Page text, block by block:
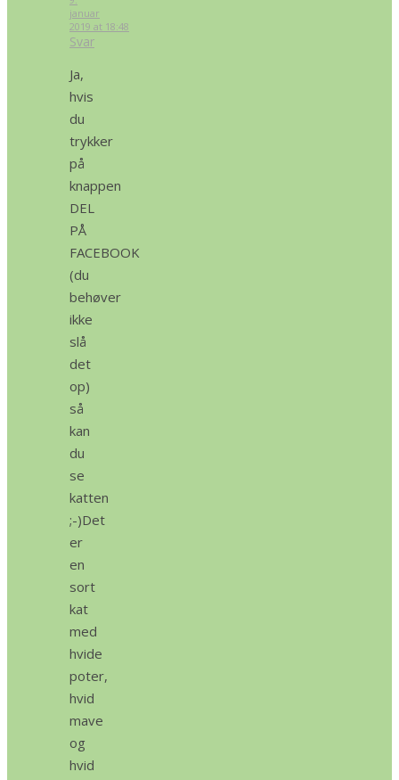
januar
2019 at 18:48
Svar
Ja,
hvis
du
trykker
på
knappen
DEL
PÅ
FACEBOOK
(du
behøver
ikke
slå
det
op)
så
kan
du
se
katten
;-)Det
er
en
sort
kat
med
hvide
poter,
hvid
mave
og
hvid